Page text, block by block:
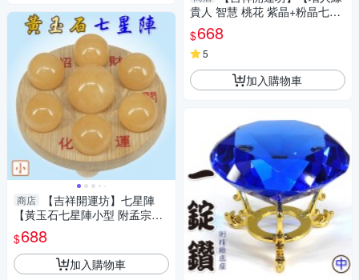
商店
【吉祥開運坊】七星陣
【黃玉石七星陣小型 附孟宗竹
底盤 開運 招財 招偏財】淨化
$688
加入購物車
貴人 智慧 桃花 紫晶+粉晶七星
陣 小型 附孟宗竹底盤】淨化 擇
日
$668
5
加入購物車